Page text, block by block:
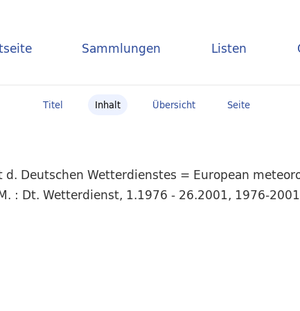
Sammlungen Listen
Titel Inhalt Übersicht Seite
Deutschen Wetterdienstes = European
: Dt. Wetterdienst, 1.1976 - 26.2001, 1976-